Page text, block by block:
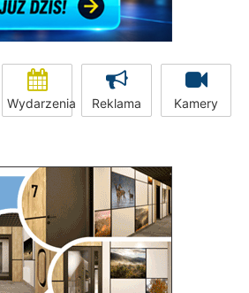
Wydarzenia Reklama Kamery